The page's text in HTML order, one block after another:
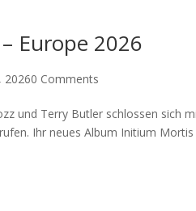
Europe 2026
20260 Comments
und Terry Butler schlossen sich
Ihr neues Album Initium